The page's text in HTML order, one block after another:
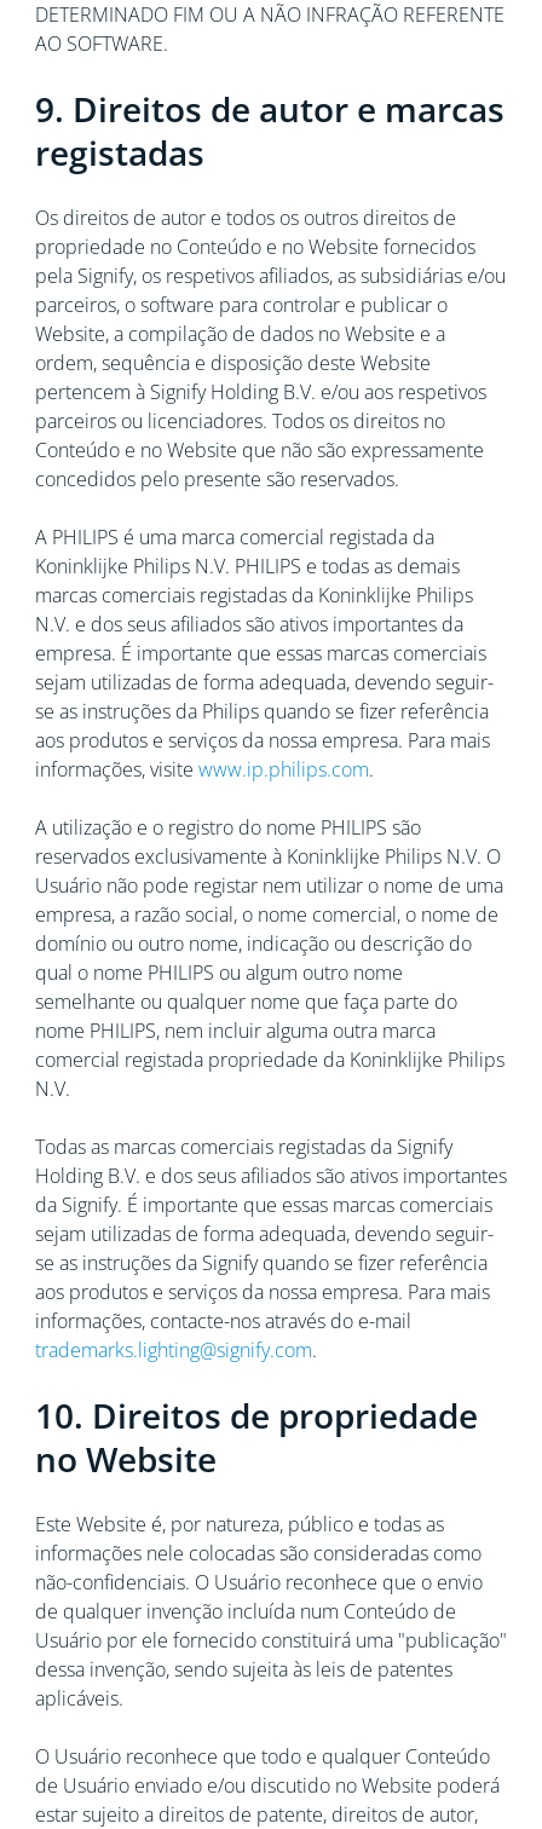
DETERMINADO FIM OU A NÃO INFRAÇÃO REFERENTE
AO SOFTWARE.
9. Direitos de autor e marcas
registadas
Os direitos de autor e todos os outros direitos de
propriedade no Conteúdo e no Website fornecidos
pela Signify, os respetivos afiliados, as subsidiárias e/ou
parceiros, o software para controlar e publicar o
Website, a compilação de dados no Website e a
ordem, sequência e disposição deste Website
pertencem à Signify Holding B.V. e/ou aos respetivos
parceiros ou licenciadores. Todos os direitos no
Conteúdo e no Website que não são expressamente
concedidos pelo presente são reservados.
A PHILIPS é uma marca comercial registada da
Koninklijke Philips N.V. PHILIPS e todas as demais
marcas comerciais registadas da Koninklijke Philips
N.V. e dos seus afiliados são ativos importantes da
empresa. É importante que essas marcas comerciais
sejam utilizadas de forma adequada, devendo seguir-
se as instruções da Philips quando se fizer referência
aos produtos e serviços da nossa empresa. Para mais
informações, visite www.ip.philips.com.
A utilização e o registro do nome PHILIPS são
reservados exclusivamente à Koninklijke Philips N.V. O
Usuário não pode registar nem utilizar o nome de uma
empresa, a razão social, o nome comercial, o nome de
domínio ou outro nome, indicação ou descrição do
qual o nome PHILIPS ou algum outro nome
semelhante ou qualquer nome que faça parte do
nome PHILIPS, nem incluir alguma outra marca
comercial registada propriedade da Koninklijke Philips
N.V.
Todas as marcas comerciais registadas da Signify
Holding B.V. e dos seus afiliados são ativos importantes
da Signify. É importante que essas marcas comerciais
sejam utilizadas de forma adequada, devendo seguir-
se as instruções da Signify quando se fizer referência
aos produtos e serviços da nossa empresa. Para mais
informações, contacte-nos através do e-mail
trademarks.lighting@signify.com.
10. Direitos de propriedade
no Website
Este Website é, por natureza, público e todas as
informações nele colocadas são consideradas como
não-confidenciais. O Usuário reconhece que o envio
de qualquer invenção incluída num Conteúdo de
Usuário por ele fornecido constituirá uma "publicação"
dessa invenção, sendo sujeita às leis de patentes
aplicáveis.
O Usuário reconhece que todo e qualquer Conteúdo
de Usuário enviado e/ou discutido no Website poderá
estar sujeito a direitos de patente, direitos de autor,